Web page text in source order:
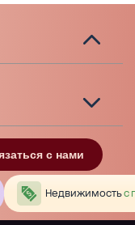
с нами
Недвижимостьс